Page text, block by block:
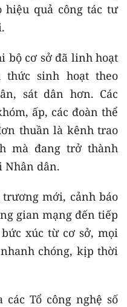
hiệu quả công tác tư
bộ cơ sở đã linh hoạt
sinh hoạt theo
sát dân hơn. Các
ấp, các đoàn thể
thuần là kênh trao
mà đang trở thành
Nhân dân.
mới, cảnh báo
gian mạng đến tiếp
xúc từ cơ sở, mọi
chóng, kịp thời
các Tổ công nghệ số